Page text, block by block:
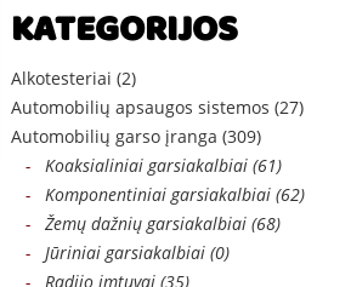
KATEGORIJOS
Alkotesteriai (2)
Automobilių apsaugos sistemos (27)
Automobilių garso įranga (309)
- Koaksialiniai garsiakalbiai (61)
- Komponentiniai garsiakalbiai (62)
- Žemų dažnių garsiakalbiai (68)
- Jūriniai garsiakalbiai (0)
- Radijo imtuvai (35)